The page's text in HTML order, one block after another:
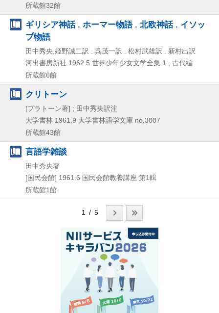
所蔵館32館
ギリシア神話 . ホーマー物語 . 北欧神話 . イソッ
プ物語
田中秀央,姫野誠二訳 . 呉茂一訳 . 松村武雄訳 . 新村出訳
河出書房新社 1962.5 世界少年少女文学全集 1 ; 古代編
所蔵館6館
クリトーン
[プラトーン著] ; 田中秀央訳注
大学書林 1961.9 大学書林語学文庫 no.3007
所蔵館43館
言語学雑談
田中秀央著
[国民会館] 1961.6 国民会館教養講座 第1輯
所蔵館1館
1 / 5